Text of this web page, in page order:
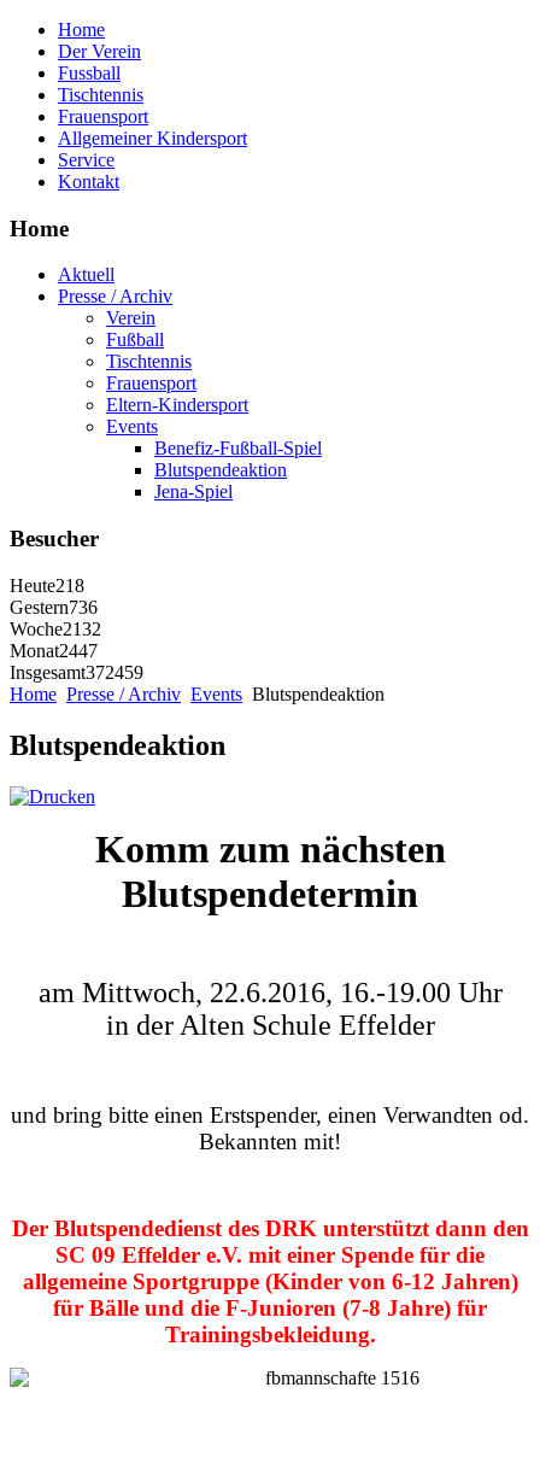
Home
Der Verein
Fussball
Tischtennis
Frauensport
Allgemeiner Kindersport
Service
Kontakt
Home
Aktuell
Presse / Archiv
Verein
Fußball
Tischtennis
Frauensport
Eltern-Kindersport
Events
Benefiz-Fußball-Spiel
Blutspendeaktion
Jena-Spiel
Besucher
Heute218
Gestern736
Woche2132
Monat2447
Insgesamt372459
Home Presse / Archiv Events Blutspendeaktion
Blutspendeaktion
Komm zum nächsten
Blutspendetermin
am Mittwoch, 22.6.2016, 16.-19.00 Uhr
in der Alten Schule Effelder
und bring bitte einen Erstspender, einen Verwandten od.
Bekannten mit!
Der Blutspendedienst des DRK unterstützt dann den
SC 09 Effelder e.V. mit einer Spende für die
allgemeine Sportgruppe (Kinder von 6-12 Jahren)
für Bälle und die F-Junioren (7-8 Jahre) für
Trainingsbekleidung.